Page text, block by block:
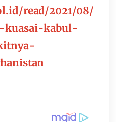
read/2021/08/
kuasai-kabul-